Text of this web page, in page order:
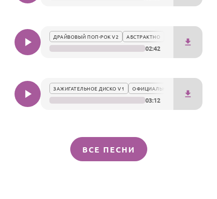
ДРАЙВОВЫЙ ПОП-РОК V2 АБСТРАКТНО
02:42
ЗАЖИГАТЕЛЬНОЕ ДИСКО V1 ОФИЦИАЛЬНО
03:12
ВСЕ ПЕСНИ